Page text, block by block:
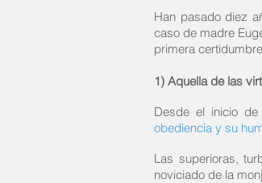
Han pasado diez
caso de madre
primera
1) Aquella de las
Desde el inicio
obediencia y su
Las superioras,
noviciado de la